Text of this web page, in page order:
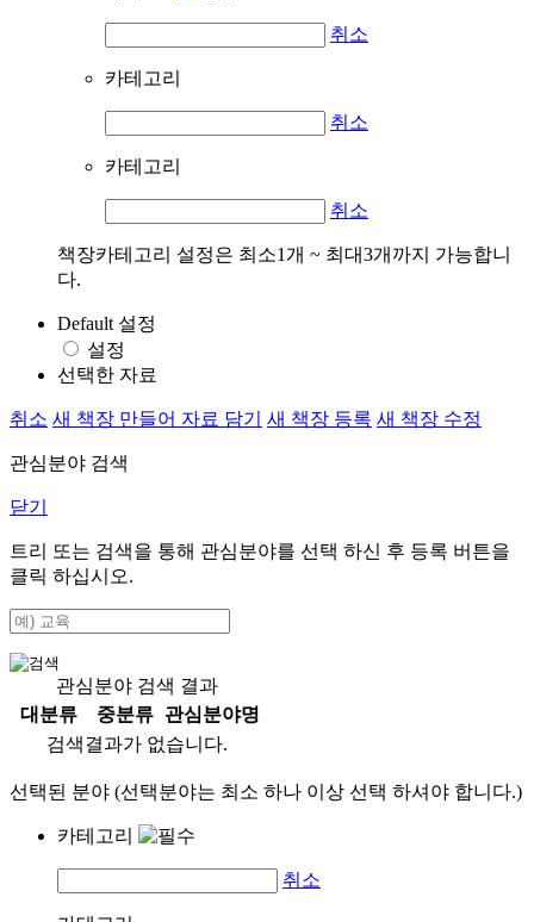
취소
카테고리
취소
카테고리
취소
책장카테고리 설정은 최소1개 ~ 최대3개까지 가능합니
다.
Default 설정
설정
선택한 자료
취소 새 책장 만들어 자료 담기 새 책장 등록 새 책장 수정
관심분야 검색
닫기
트리 또는 검색을 통해 관심분야를 선택 하신 후 등록 버튼을
클릭 하십시오.
관심분야 검색 결과
대분류
중분류
관심분야명
검색결과가 없습니다.
선택된 분야 (선택분야는 최소 하나 이상 선택 하셔야 합니다.)
카테고리
취소